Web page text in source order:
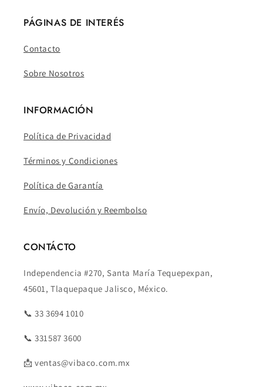
PÁGINAS DE INTERÉS
Contacto
Sobre Nosotros
INFORMACIÓN
Política de Privacidad
Términos y Condiciones
Política de Garantía
Envío, Devolución y Reembolso
CONTÁCTO
Independencia #270, Santa María Tequepexpan,
45601, Tlaquepaque Jalisco, México.
📞 33 3694 1010
📞 331587 3600
📩 ventas@vibaco.com.mx